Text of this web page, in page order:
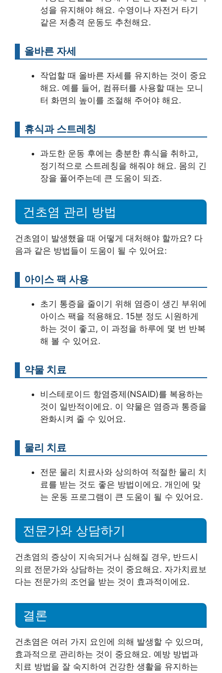
성을 유지해야 해요. 수영이나 자전거 타기
같은 저충격 운동도 추천해요.
올바른 자세
작업할 때 올바른 자세를 유지하는 것이 중요
해요. 예를 들어, 컴퓨터를 사용할 때는 모니
터 화면의 높이를 조절해 주어야 해요.
휴식과 스트레칭
과도한 운동 후에는 충분한 휴식을 취하고,
정기적으로 스트레칭을 해줘야 해요. 몸의 긴
장을 풀어주는데 큰 도움이 되죠.
건초염 관리 방법
건초염이 발생했을 때 어떻게 대처해야 할까요? 다
음과 같은 방법들이 도움이 될 수 있어요:
아이스 팩 사용
초기 통증을 줄이기 위해 염증이 생긴 부위에
아이스 팩을 적용해요. 15분 정도 시원하게
하는 것이 좋고, 이 과정을 하루에 몇 번 반복
해 볼 수 있어요.
약물 치료
비스테로이드 항염증제(NSAID)를 복용하는
것이 일반적이에요. 이 약물은 염증과 통증을
완화시켜 줄 수 있어요.
물리 치료
전문 물리 치료사와 상의하여 적절한 물리 치
료를 받는 것도 좋은 방법이에요. 개인에 맞
는 운동 프로그램이 큰 도움이 될 수 있어요.
전문가와 상담하기
건초염의 증상이 지속되거나 심해질 경우, 반드시
의료 전문가와 상담하는 것이 중요해요. 자가치료보
다는 전문가의 조언을 받는 것이 효과적이에요.
결론
건초염은 여러 가지 요인에 의해 발생할 수 있으며,
효과적으로 관리하는 것이 중요해요. 예방 방법과
치료 방법을 잘 숙지하여 건강한 생활을 유지하는